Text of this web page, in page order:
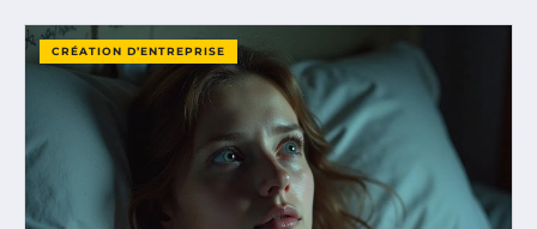
CRÉATION D’ENTREPRISE